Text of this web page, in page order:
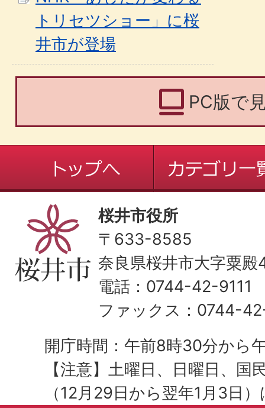
トリセツショー」に桜
井市が登場
PC版で
桜井市役所
〒633-8585
奈良県桜井市大字粟
電話：0744-42-9111
ファックス：0744-
開庁時間：午前8時30分から
【注意】土曜日、日曜日、国
（12月29日から翌年1月3日